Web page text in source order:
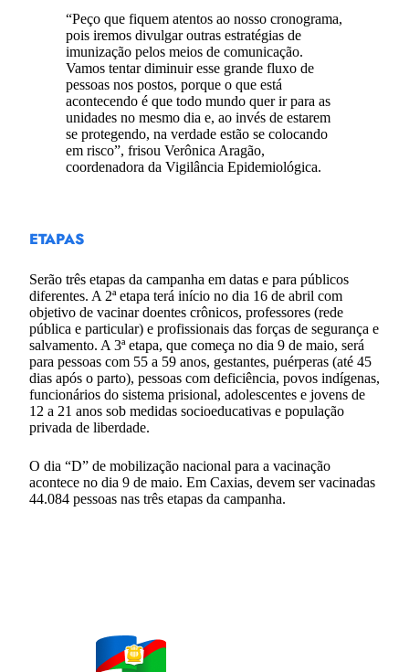
“Peço que fiquem atentos ao nosso cronograma,
pois iremos divulgar outras estratégias de
imunização pelos meios de comunicação.
Vamos tentar diminuir esse grande fluxo de
pessoas nos postos, porque o que está
acontecendo é que todo mundo quer ir para as
unidades no mesmo dia e, ao invés de estarem
se protegendo, na verdade estão se colocando
em risco”, frisou Verônica Aragão,
coordenadora da Vigilância Epidemiológica.
ETAPAS
Serão três etapas da campanha em datas e para públicos
diferentes. A 2ª etapa terá início no dia 16 de abril com
objetivo de vacinar doentes crônicos, professores (rede
pública e particular) e profissionais das forças de segurança e
salvamento. A 3ª etapa, que começa no dia 9 de maio, será
para pessoas com 55 a 59 anos, gestantes, puérperas (até 45
dias após o parto), pessoas com deficiência, povos indígenas,
funcionários do sistema prisional, adolescentes e jovens de
12 a 21 anos sob medidas socioeducativas e população
privada de liberdade.
O dia “D” de mobilização nacional para a vacinação
acontece no dia 9 de maio. Em Caxias, devem ser vacinadas
44.084 pessoas nas três etapas da campanha.